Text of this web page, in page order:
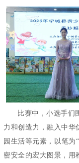
比赛中，小选手们
力和创造力，融入中华
园生活等元素，以笔为
密安全的宏大图景，用